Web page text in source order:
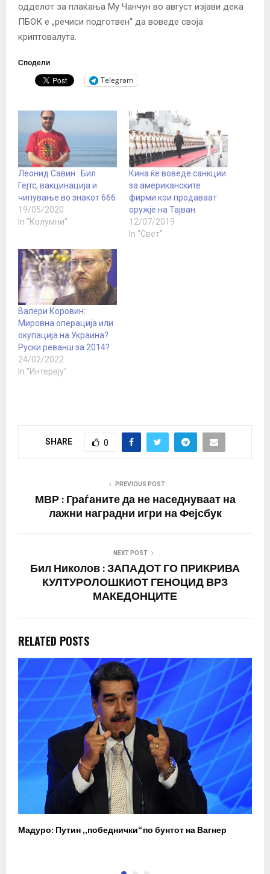
одделот за плаќања Му Чанчун во август изјави дека
ПБОК е „речиси подготвен“ да воведе своја
криптовалута.
Сподели
Telegram
Леонид Савин : Бил
Гејтс, вакцинација и
чипување во знакот 666
19/05/2020
In "Колумни"
Кина ќе воведе санкции
за американските
фирми кои продаваат
оружје на Тајван
12/07/2019
In "Свет"
Валери Коровин:
Мировна операција или
окупација на Украина?
Руски реванш за 2014?
24/02/2022
In "Интервју"
SHARE 0
PREVIOUS POST
МВР : Граѓаните да не наседнуваат на
лажни наградни игри на Фејсбук
NEXT POST
Бил Николов : ЗАПАДОТ ГО ПРИКРИВА
КУЛТУРОЛОШКИОТ ГЕНОЦИД ВРЗ
МАКЕДОНЦИТЕ
RELATED POSTS
Мадуро: Путин „победнички“ по бунтот на Вагнер